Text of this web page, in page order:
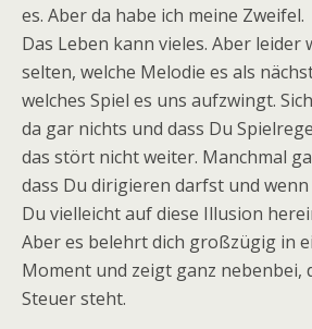
es. Aber da habe ich meine Zweifel.
Das Leben kann vieles. Aber leider
selten, welche Melodie es als
welches Spiel es uns aufzwingt.
da gar nichts und dass Du
das stört nicht weiter. Manchmal
dass Du dirigieren darfst und
Du vielleicht auf diese Illusion
Aber es belehrt dich großzügig in
Moment und zeigt ganz nebenbei,
Steuer steht.